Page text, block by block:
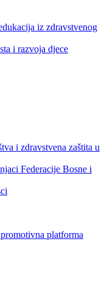
iz zdravstvenog
i razvoja djece
i zdravstvena zaštita u
Federacije Bosne i
platforma